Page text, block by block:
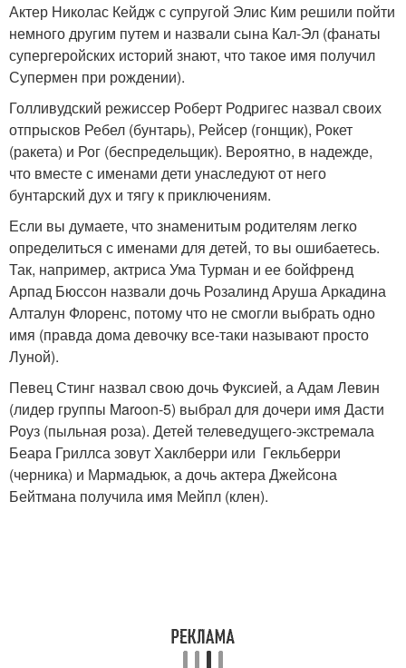
Актер Николас Кейдж с супругой Элис Ким решили пойти
немного другим путем и назвали сына Кал-Эл (фанаты
супергеройских историй знают, что такое имя получил
Супермен при рождении).
Голливудский режиссер Роберт Родригес назвал своих
отпрысков Ребел (бунтарь), Рейсер (гонщик), Рокет
(ракета) и Рог (беспредельщик). Вероятно, в надежде,
что вместе с именами дети унаследуют от него
бунтарский дух и тягу к приключениям.
Если вы думаете, что знаменитым родителям легко
определиться с именами для детей, то вы ошибаетесь.
Так, например, актриса Ума Турман и ее бойфренд
Арпад Бюссон назвали дочь Розалинд Аруша Аркадина
Алталун Флоренс, потому что не смогли выбрать одно
имя (правда дома девочку все-таки называют просто
Луной).
Певец Стинг назвал свою дочь Фуксией, а Адам Левин
(лидер группы Maroon-5) выбрал для дочери имя Дасти
Роуз (пыльная роза). Детей телеведущего-экстремала
Беара Гриллса зовут Хаклберри или Гекльберри
(черника) и Мармадьюк, а дочь актера Джейсона
Бейтмана получила имя Мейпл (клен).